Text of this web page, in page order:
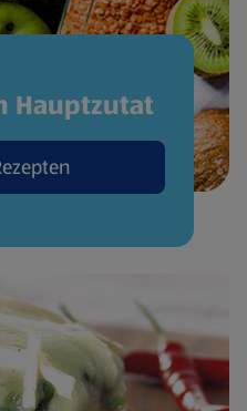
Hauptzutat